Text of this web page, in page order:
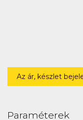
Az ár, készlet
Paraméterek